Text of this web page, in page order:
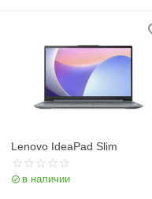
Lenovo IdeaPad Slim
в наличии